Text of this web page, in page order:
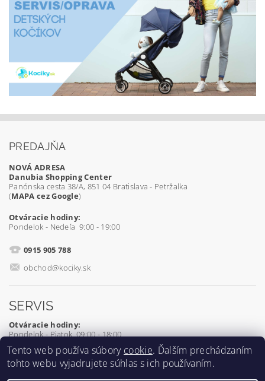
PREDAJŇA
NOVÁ ADRESA
Danubia Shopping Center
Panónska cesta 38/A, 851 04 Bratislava - Petržalka
(MAPA cez Google)
Otváracie hodiny:
Pondelok - Nedeľa 9:00 - 19:00
0915 905 788
obchod@kociky.sk
SERVIS
Otváracie hodiny:
Pondelok - Piatok 09:00 - 18:00
0905 539 927
Tento web používa súbory cookie. Ďalším prechádzaním
tohto webu vyjadrujete súhlas s ich používaním.